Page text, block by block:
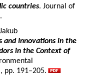
countries. Journal of
and Innovations in the
in the Context of
pp. 191–205.